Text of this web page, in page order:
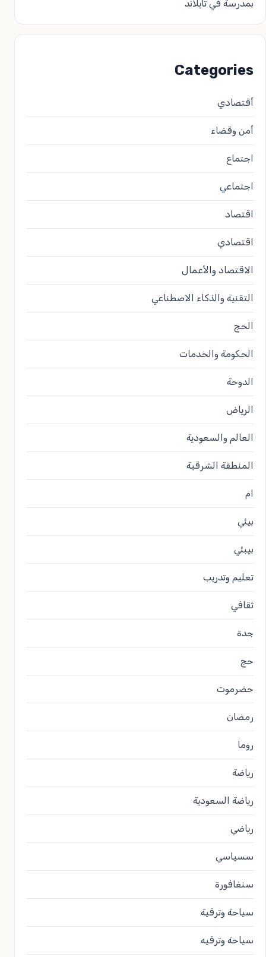
بمدرسة في تايلاند
Categories
أقتصادي
أمن وقضاء
اجتماع
اجتماعي
اقتصاد
اقتصادي
الاقتصاد والأعمال
التقنية والذكاء الاصطناعي
الحج
الحكومة والخدمات
الدوحة
الرياض
العالم والسعودية
المنطقة الشرقية
ام
بيئي
بيبئي
تعليم وتدريب
ثقافي
جدة
حج
حضرموت
رمضان
روما
رياضة
رياضة السعودية
رياضي
سسياسي
سنغافورة
سياحة وترفية
سياحة وترفيه